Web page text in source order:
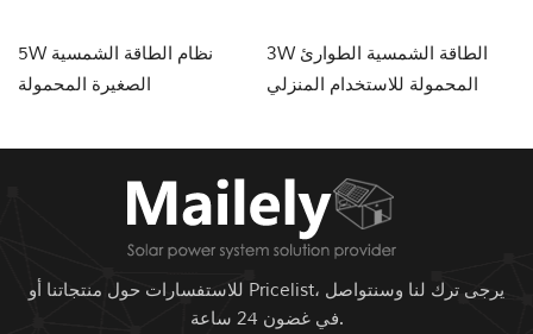
5W نظام الطاقة الشمسية
الصغيرة المحمولة
3W الطاقة الشمسية الطوارئ
المحمولة للاستخدام المنزلي
للاستفسارات حول منتجاتنا أو Pricelist، يرجى ترك لنا وسنتواصل
في غضون 24 ساعة.